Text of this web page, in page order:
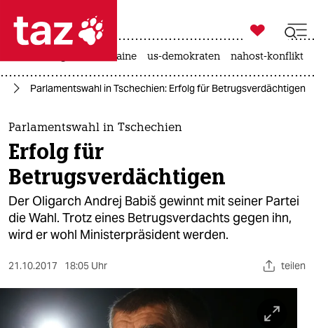
 taz zahl ich
taz zahl ich
themen
politik
öko
gesellschaft
sport
berlin

taz zahl ich
krieg in der ukraine us-demokraten nahost-konflikt
Parlamentswahl in Tschechien: Erfolg für Betrugsverdächtigen
Parlamentswahl in Tschechien
Erfolg für
Betrugsverdächtigen
Der Oligarch Andrej Babiš gewinnt mit seiner Partei
die Wahl. Trotz eines Betrugsverdachts gegen ihn,
wird er wohl Ministerpräsident werden.
21.10.2017 18:05 Uhr teilen